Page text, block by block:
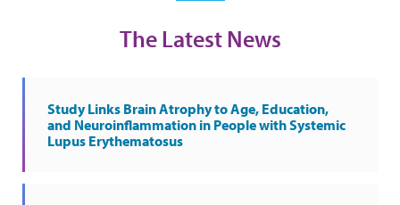
The Latest News
Study Links Brain Atrophy to Age, Education,
and Neuroinflammation in People with Systemic
Lupus Erythematosus